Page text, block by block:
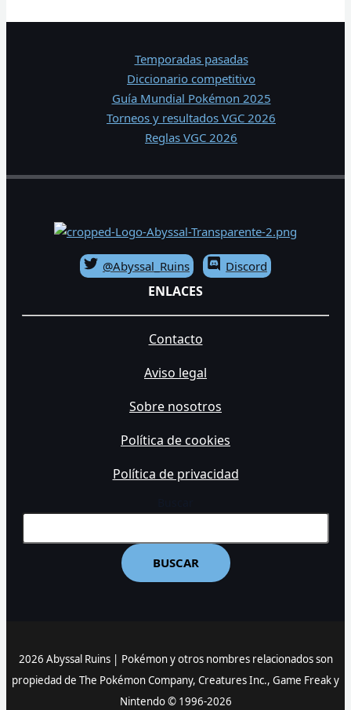
Temporadas pasadas
Diccionario competitivo
Guía Mundial Pokémon 2025
Torneos y resultados VGC 2026
Reglas VGC 2026
@Abyssal_Ruins Discord
ENLACES
Contacto
Aviso legal
Sobre nosotros
Política de cookies
Política de privacidad
BUSCAR
2026 Abyssal Ruins | Pokémon y otros nombres relacionados son
propiedad de The Pokémon Company, Creatures Inc., Game Freak y
Nintendo © 1996-2026